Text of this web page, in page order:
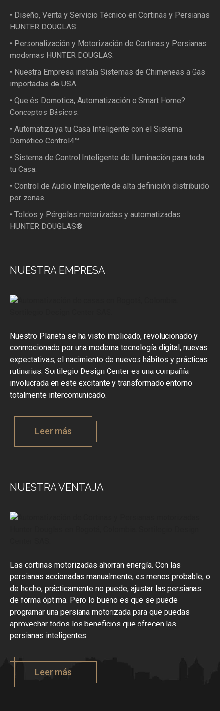
• Diseño, Venta y Servicio Técnico en Cortinas y Persianas
HUNTER DOUGLAS.
• Personalización y Motorización de Cortinas y Persianas
modernas HUNTER DOUGLAS.
• Nuestra Empresa instala Sistemas de Chimeneas a Gas
importadas de USA.
• Que és Domotica, Automatización o Smart Home?.
Conceptos Básicos.
• Automatiza ya tu Casa Inteligente con el Sistema
Domótico Control4™.
• Sistema de Control Inteligente de Iluminación para toda
tu Casa.
• Control de Audio Inteligente de alta definición distribuido
por zonas.
• Toldos y Pérgolas motorizadas y automatizadas
HUNTER DOUGLAS®
NUESTRA EMPRESA
Nuestro Planeta se ha visto implicado, revolucionado y
conmocionado por una moderna tecnología digital, nuevas
expectativas, el nacimiento de nuevos hábitos y prácticas
rutinarias. Sortilegio Design Center es una compañía
involucrada en este excitante y transformado entorno
totalmente intercomunicado.
Leer más
NUESTRA VENTAJA
Las cortinas motorizadas ahorran energía. Con las
persianas accionadas manualmente, es menos probable, o
de hecho, prácticamente no puede, ajustar las persianas
de forma óptima. Pero lo bueno es que se puede
programar una persiana motorizada para que puedas
aprovechar todos los beneficios que ofrecen las
persianas inteligentes.
Leer más